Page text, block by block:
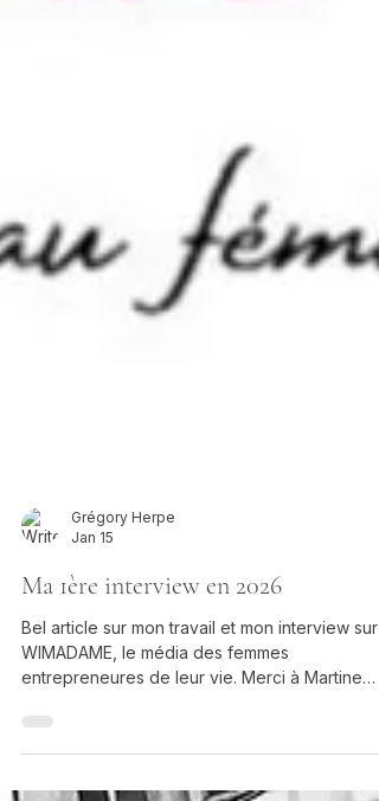
Grégory Herpe
Jan 15
Ma 1ère interview en 2026
Bel article sur mon travail et mon interview sur
entrepreneures de leur vie. Merci à Martine
Abbou, fondatrice et rédactrice en chef du